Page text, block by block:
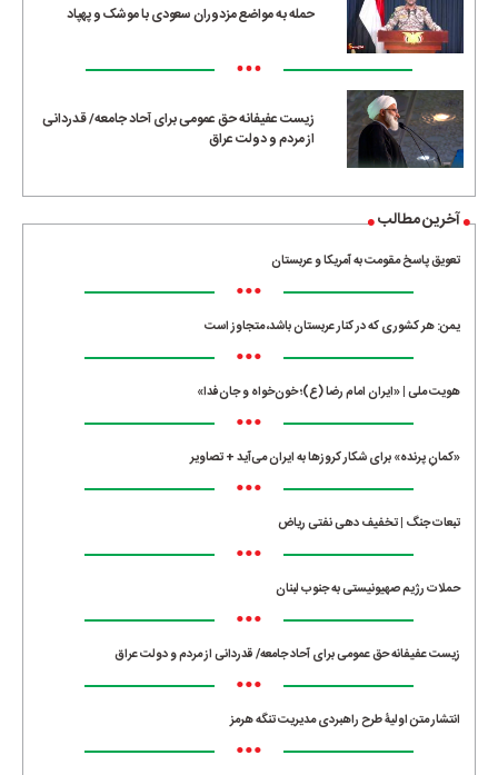
حمله به مواضع مزدوران سعودی با موشک و پهپاد
•••
زیست عفیفانه حق عمومی برای آحاد جامعه/ قدردانی
از مردم و دولت عراق
آخرین مطالب
تعویق پاسخ مقومت به آمریکا و عربستان
•••
یمن: هر کشوری که در کنار عربستان باشد، متجاوز است
•••
هویت ملی | «ایران امام رضا (ع)؛ خون‌خواه و جان‌فدا»
•••
«کمانِ پرنده» برای شکار کروزها به ایران می‌آید + تصاویر
•••
تبعات جنگ | تخفیف دهی نفتی ریاض
•••
حملات رژیم صهیونیستی به جنوب لبنان
•••
زیست عفیفانه حق عمومی برای آحاد جامعه/ قدردانی از مردم و دولت عراق
•••
انتشار متن اولیۀ طرح راهبردی مدیریت تنگه هرمز
•••